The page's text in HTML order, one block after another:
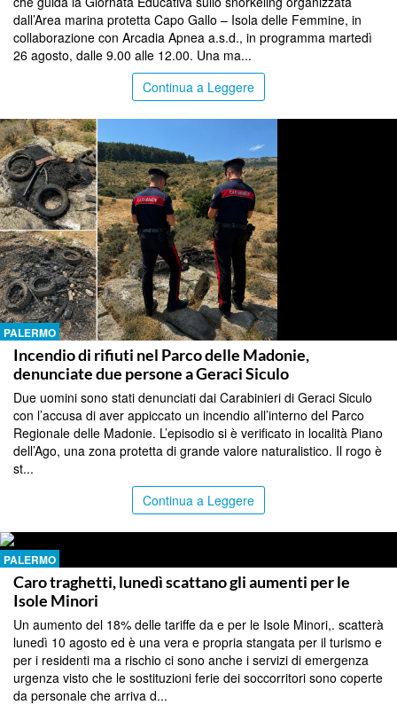
dall’Area marina protetta Capo Gallo – Isola delle Femmine, in
collaborazione con Arcadia Apnea a.s.d., in programma martedì
26 agosto, dalle 9.00 alle 12.00. Una ma...
Continua a Leggere
PALERMO
Incendio di rifiuti nel Parco delle Madonie,
denunciate due persone a Geraci Siculo
Due uomini sono stati denunciati dai Carabinieri di Geraci Siculo
con l’accusa di aver appiccato un incendio all’interno del Parco
Regionale delle Madonie. L’episodio si è verificato in località Piano
dell’Ago, una zona protetta di grande valore naturalistico. Il rogo è
st...
Continua a Leggere
PALERMO
Caro traghetti, lunedì scattano gli aumenti per le
Isole Minori
Un aumento del 18% delle tariffe da e per le Isole Minori,. scatterà
lunedì 10 agosto ed è una vera e propria stangata per il turismo e
per i residenti ma a rischio ci sono anche i servizi di emergenza
urgenza visto che le sostituzioni ferie dei soccorritori sono coperte
da personale che arriva d...